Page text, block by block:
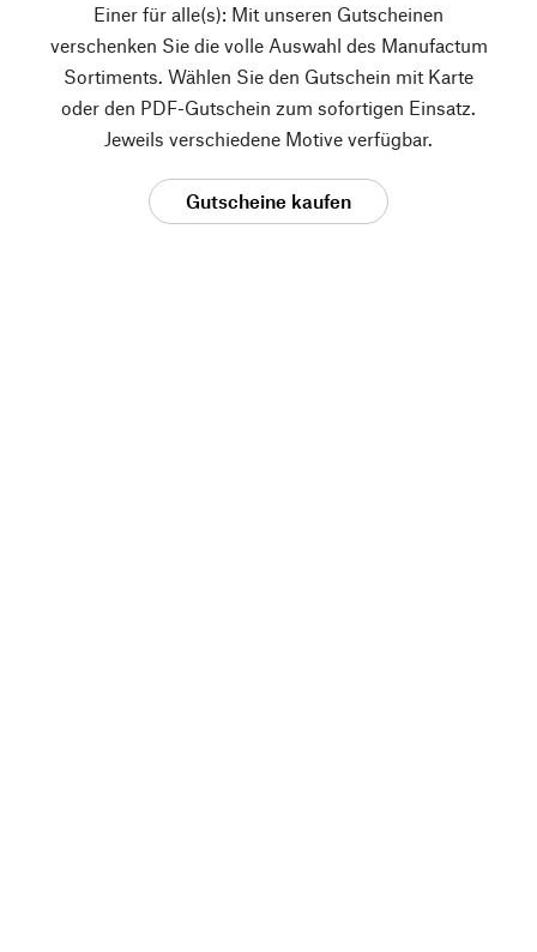
Einer für alle(s): Mit unseren Gutscheinen
verschenken Sie die volle Auswahl des Manufactum
Sortiments. Wählen Sie den Gutschein mit Karte
oder den PDF-Gutschein zum sofortigen Einsatz.
Jeweils verschiedene Motive verfügbar.
Gutscheine kaufen